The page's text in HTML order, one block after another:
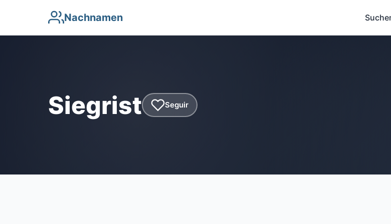
Nachnamen
Siegrist Seguir